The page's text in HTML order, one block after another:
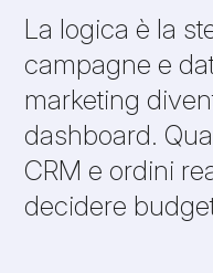
La logica è la
campagne e
marketing
dashboard.
CRM e ordini
decidere